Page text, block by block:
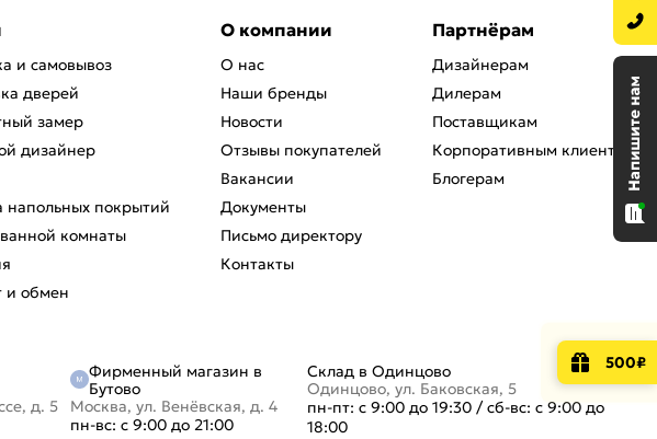
и самовывоз
дверей
замер
дизайнер
напольных покрытий
комнаты
и обмен
О компании
О нас
Наши бренды
Новости
Отзывы покупателей
Вакансии
Документы
Письмо директору
Контакты
Партнёрам
Дизайнерам
Дилерам
Поставщикам
Корпоративным клиентам
Блогерам
д. 5
Фирменный магазин в
Бутово
Москва, ул. Венёвская, д. 4
пн-вс: с 9:00 до 21:00
Склад в Одинцово
Одинцово, ул. Баковская, 5
пн-пт: с 9:00 до 19:30 /сб-вс: с 9:00 до
18:00
500₽